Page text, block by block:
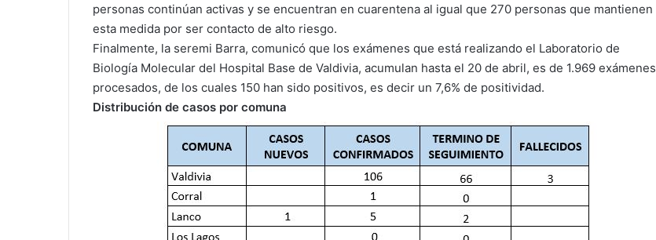
personas continúan activas y se encuentran en cuarentena al igual que 270 personas que mantienen
esta medida por ser contacto de alto riesgo.
Finalmente, la seremi Barra, comunicó que los exámenes que está realizando el Laboratorio de
Biología Molecular del Hospital Base de Valdivia, acumulan hasta el 20 de abril, es de 1.969 exámenes
procesados, de los cuales 150 han sido positivos, es decir un 7,6% de positividad.
Distribución de casos por comuna